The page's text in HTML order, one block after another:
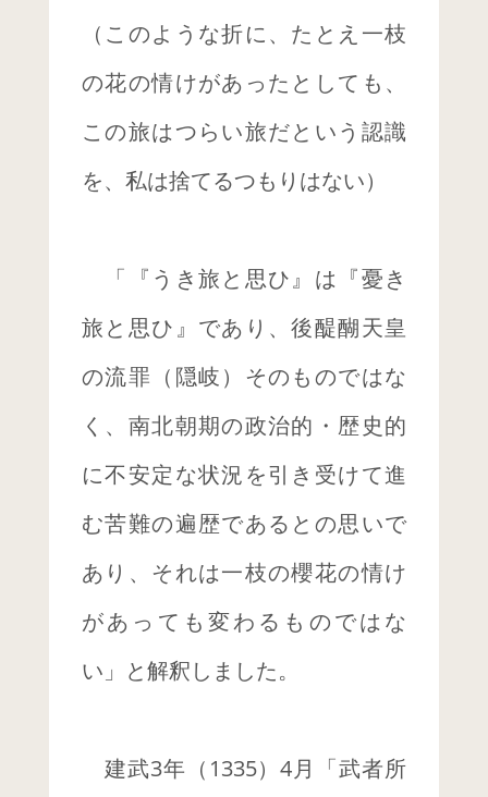
（このような折に、たとえ一枝
の花の情けがあったとしても、
この旅はつらい旅だという認識
を、私は捨てるつもりはない）
「『うき旅と思ひ』は『憂き
旅と思ひ』であり、後醍醐天皇
の流罪（隠岐）そのものではな
く、南北朝期の政治的・歴史的
に不安定な状況を引き受けて進
む苦難の遍歴であるとの思いで
あり、それは一枝の櫻花の情け
があっても変わるものではな
い」と解釈しました。
建武3年（1335）4月「武者所